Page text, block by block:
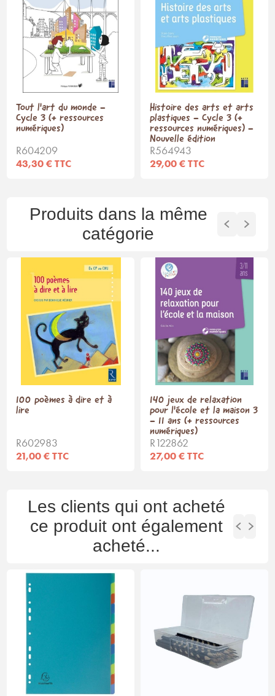
Tout l'art du monde -
Cycle 3 (+ ressources
numériques)
R604209
43,30 € TTC
Histoire des arts et arts
plastiques - Cycle 3 (+
ressources numériques) -
Nouvelle édition
R564943
29,00 € TTC
Produits dans la même
catégorie
100 poèmes à dire et à
lire
R602983
21,00 € TTC
140 jeux de relaxation
pour l'école et la maison 3
- 11 ans (+ ressources
numériques)
R122862
27,00 € TTC
Les clients qui ont acheté
ce produit ont également
acheté...